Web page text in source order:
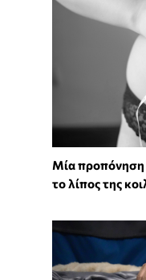
Μία προπόνηση
το λίπος της